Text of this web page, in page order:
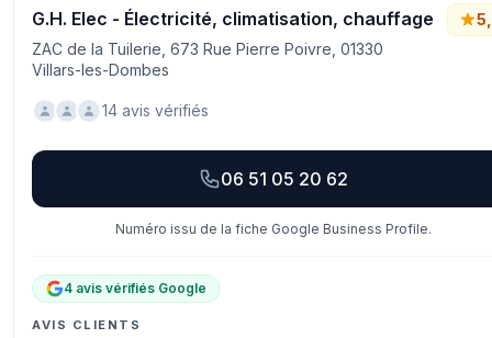
G.H. Elec - Électricité, climatisation, chauffage
ZAC de la Tuilerie, 673 Rue Pierre Poivre, 01330
Villars-les-Dombes
14 avis vérifiés
06 51 05 20 62
Numéro issu de la fiche Google Business Profile.
4 avis vérifiés Google
AVIS CLIENTS